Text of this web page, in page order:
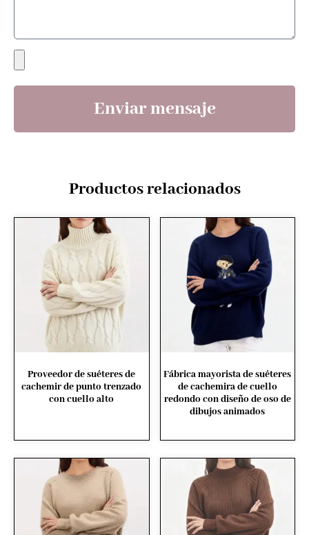
Enviar mensaje
Productos relacionados
Proveedor de suéteres de
cachemir de punto trenzado
con cuello alto
Fábrica mayorista de suéteres
de cachemira de cuello
redondo con diseño de oso de
dibujos animados